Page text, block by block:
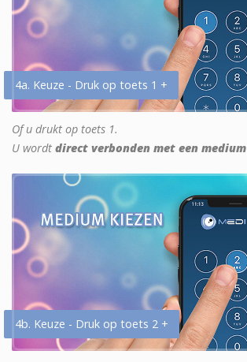
4a. Keuze - Druk op toets 1 +
Of u drukt op toets 1.
U wordt direct verbonden met een medium
4b. Keuze - Druk op toets 2 +